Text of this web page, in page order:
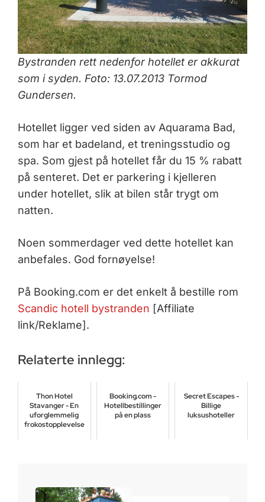
Bystranden rett nedenfor hotellet er akkurat
som i syden. Foto: 13.07.2013 Tormod
Gundersen.
Hotellet ligger ved siden av Aquarama Bad,
som har et badeland, et treningsstudio og
spa. Som gjest på hotellet får du 15 % rabatt
på senteret. Det er parkering i kjelleren
under hotellet, slik at bilen står trygt om
natten.
Noen sommerdager ved dette hotellet kan
anbefales. God fornøyelse!
På Booking.com er det enkelt å bestille rom
Scandic hotell bystranden [Affiliate
link/Reklame].
Relaterte innlegg:
Thon Hotel
Stavanger - En
uforglemmelig
frokostopplevelse
Booking.com -
Hotellbestillinger
på en plass
Secret Escapes -
Billige
luksushoteller